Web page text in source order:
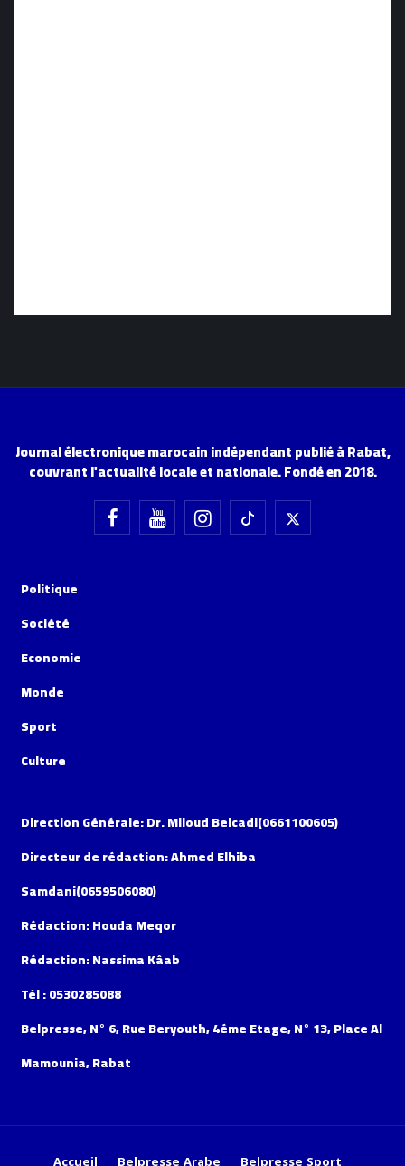
Journal électronique marocain indépendant publié à Rabat,
couvrant l'actualité locale et nationale. Fondé en 2018.
Politique
Société
Economie
Monde
Sport
Culture
Direction Générale: Dr. Miloud Belcadi(0661100605)
Directeur de rédaction: Ahmed Elhiba
Samdani(0659506080)
Rédaction: Houda Meqor
Rédaction: Nassima Kâab
Tél : 0530285088
Belpresse, N° 6, Rue Beryouth, 4éme Etage, N° 13, Place Al
Mamounia, Rabat